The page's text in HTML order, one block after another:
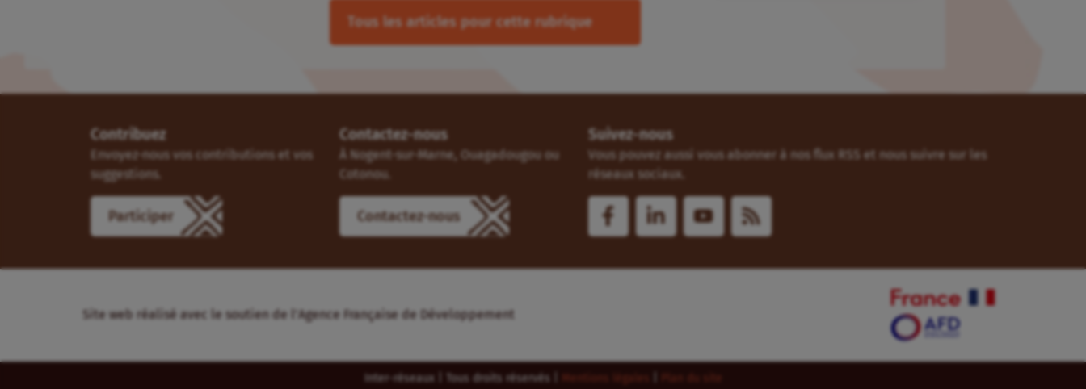
Tous les articles pour cette rubrique
Contribuez
Envoyez-nous vos contributions et vos
suggestions.
Participer
Contactez-nous
À Nogent-sur-Marne, Ouagadougou ou
Cotonou.
Contactez-nous
Suivez-nous
Vous pouvez aussi vous abonner à nos flux RSS et nous suivre sur les
réseaux sociaux.
Site web réalisé avec le soutien de l’Agence Française de Développement
Inter-réseaux | Tous droits réservés | Mentions légales